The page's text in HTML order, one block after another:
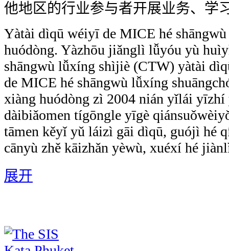
他地区的行业参与者开展业务、学
Yàtài dìqū wéiyī de MICE hé
huódòng. Yàzhōu jiǎnglì lǚyóu yù
shāngwù lǚxíng shìjiè (CTW) yàtài
de MICE hé shāngwù lǚxíng
xiàng huódòng zì 2004 nián yǐlái
dàibiǎomen tígōngle yīgè
tāmen kěyǐ yǔ láizì gāi dìqū, guójì hé
cānyù zhě kāizhǎn yèwù, xuéxí hé
展开